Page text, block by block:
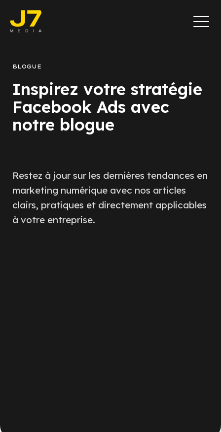
BLOGUE
Inspirez votre stratégie
Facebook Ads avec
notre blogue
Restez à jour sur les dernières tendances en
marketing numérique avec nos articles
clairs, pratiques et directement applicables
à votre entreprise.